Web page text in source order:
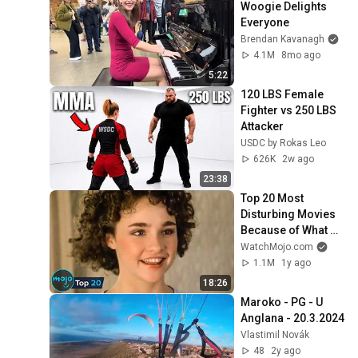
Tuleň 3
Vlastimil Novák
227
Tuleň 2
Vlastimil Novák
Tuleň 1
Vlastimil Novák
Na lyžích 20.2.13 -
Hochficht
Vlastimil Novák
Jiřík na houpačce 10.2.13
Vlastimil Novák
S Jiříkem na bobech - Klíny
9.2.13
Vlastimil Novák
Motorový paragliding -
5:22
Woogie Delights
Everyone
Brendan Kavanagh
4.1M
8mo ago
23:38
120 LBS Female
Fighter vs 250 LBS
Attacker
USDC by Rokas Leo
626K
2w ago
18:26
Top 20 Most
Disturbing Movies
Because of What
We Know Now
WatchMojo.com
1.1M
1y ago
Maroko - PG - U
Anglana - 20.3.2024
Vlastimil Novák
48
2y ago